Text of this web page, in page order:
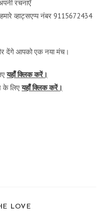
रचनाएँ
व्हाट्सएप्प नंबर 9115672434
देंगे आपको एक नया मंच।
यहाँ क्लिक करें।
के लिएयहाँ क्लिक करें।
LOVE